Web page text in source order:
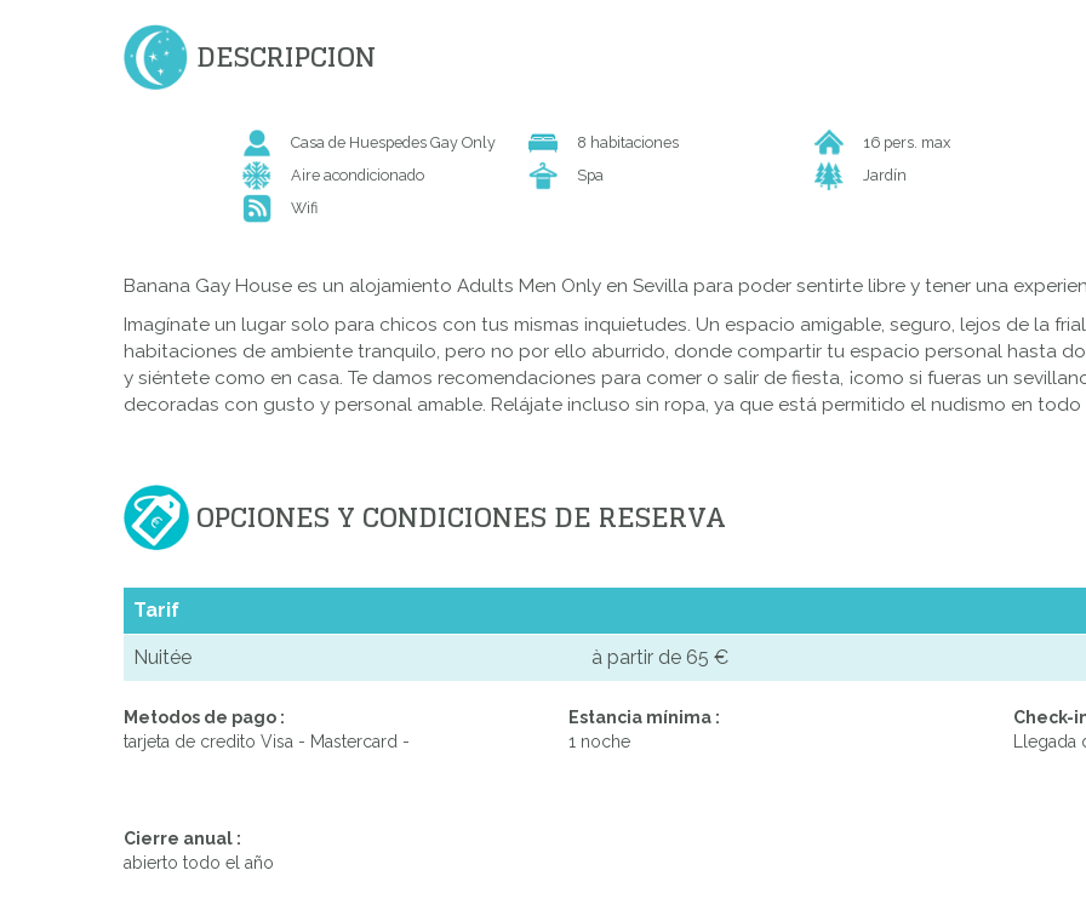
DESCRIPCION
Casa de Huespedes Gay Only 8 habitaciones
16 pers. max
Aire acondicionado
Spa
Jardín
Wifi
Banana Gay House es un alojamiento Adults Men Only en Sevilla para poder sentirte libre y tener una
Imagínate un lugar solo para chicos con tus mismas inquietudes. Un espacio amigable, seguro, lejos de la
habitaciones de ambiente tranquilo, pero no por ello aburrido, donde compartir tu espacio personal hasta
y siéntete como en casa. Te damos recomendaciones para comer o salir de fiesta, ¡como si fueras un
decoradas con gusto y personal amable. Relájate incluso sin ropa, ya que está permitido el nudismo en todo
OPCIONES Y CONDICIONES DE RESERVA
Tarif
Nuitée à partir de 65 €
Metodos de pago :
tarjeta de credito Visa - Mastercard -
Estancia mínima :
1 noche
Check-
Cierre anual :
abierto todo el año